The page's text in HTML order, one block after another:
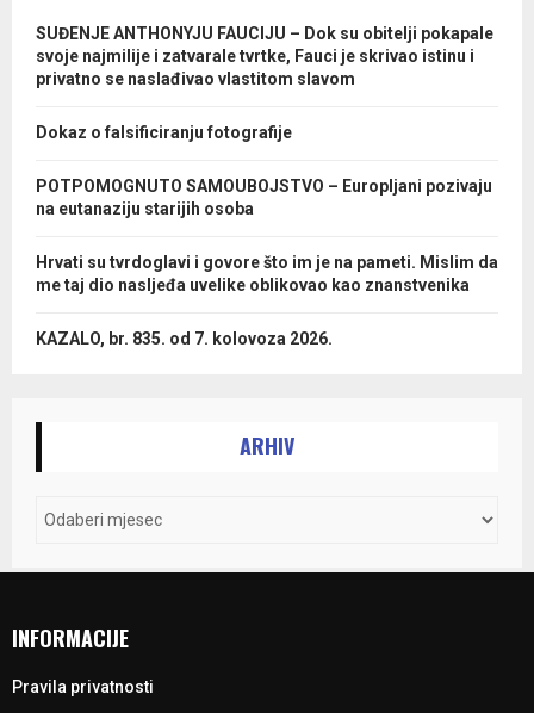
SUĐENJE ANTHONYJU FAUCIJU – Dok su obitelji pokapale
svoje najmilije i zatvarale tvrtke, Fauci je skrivao istinu i
privatno se naslađivao vlastitom slavom
Dokaz o falsificiranju fotografije
POTPOMOGNUTO SAMOUBOJSTVO – Europljani pozivaju
na eutanaziju starijih osoba
Hrvati su tvrdoglavi i govore što im je na pameti. Mislim da
me taj dio nasljeđa uvelike oblikovao kao znanstvenika
KAZALO, br. 835. od 7. kolovoza 2026.
ARHIV
INFORMACIJE
Pravila privatnosti